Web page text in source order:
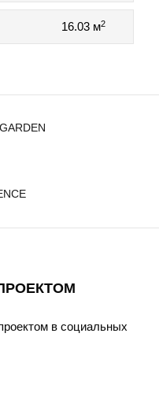
16.03 м2
в социальных